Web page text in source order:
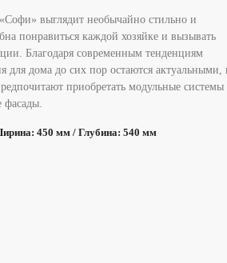
выглядит необычайно стильно и
понравиться каждой хозяйке и вызывать
Благодаря современным тенденциям
для дома до сих пор остаются актуальными,
приобретать модульные системы
фасады.
450 мм / Глубина: 540 мм